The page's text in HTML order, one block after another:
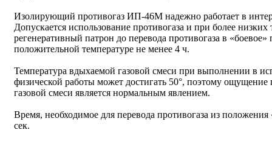
Изолирующий противогаз ИП-46М надежно работает в
Допускается использование противогаза и при более
регенеративный патрон до перевода противогаза в
положительной температуре не менее 4 ч.
Температура вдыхаемой газовой смеси при выполнении в
физической работы может достигать 50°, поэтому
газовой смеси является нормальным явлением.
Время, необходимое для перевода противогаза из
сек.